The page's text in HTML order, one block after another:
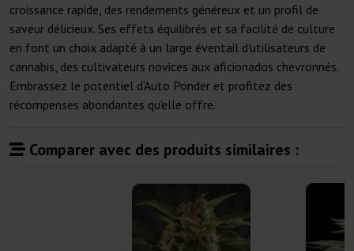
croissance rapide, des rendements généreux et un profil de
saveur délicieux. Ses effets équilibrés et sa facilité de culture
en font un choix adapté à un large éventail d'utilisateurs de
cannabis, des cultivateurs novices aux aficionados chevronnés.
Embrassez le potentiel d'Auto Ponder et profitez des
récompenses abondantes qu'elle offre.
Comparer avec des produits similaires :